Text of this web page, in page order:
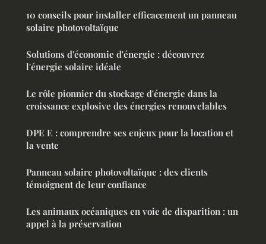
10 conseils pour installer efficacement un panneau
solaire photovoltaïque
Solutions d'économie d'énergie : découvrez
l'énergie solaire idéale
Le rôle pionnier du stockage d'énergie dans la
croissance explosive des énergies renouvelables
DPE E : comprendre ses enjeux pour la location et
la vente
Panneau solaire photovoltaïque : des clients
témoignent de leur confiance
Les animaux océaniques en voie de disparition : un
appel à la préservation